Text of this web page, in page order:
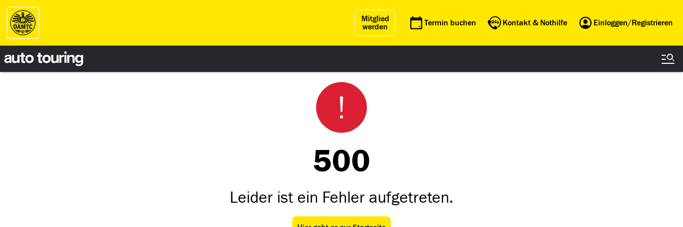
Mitglied
werden
Termin buchen Kontakt & Nothilfe Einloggen/Registrieren
500
Leider ist ein Fehler aufgetreten.